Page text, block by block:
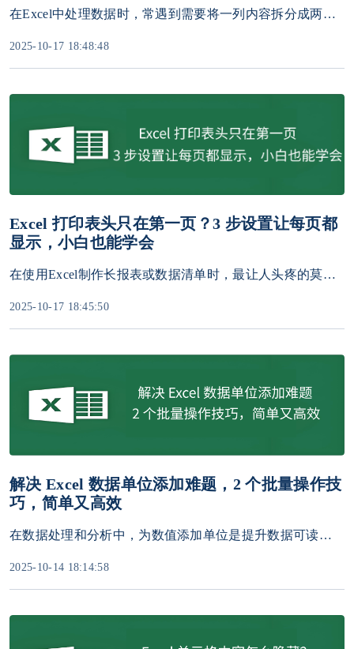
在Excel中处理数据时，常遇到需要将一列内容拆分成两列的情况，例如将“姓名-电话”合并列拆分为独立的“姓名”和“电话”两列，或将全角/半角符号分隔的数据分开。本文将详细介绍个高效拆分方法。
2025-10-17 18:48:48
Excel 打印表头只在第一页？3 步设置让每页都
显示，小白也能学会
在使用Excel制作长报表或数据清单时，最让人头疼的莫过于打印出来之后，只有第一页有标题行，后面几页光秃秃的只有数据，让人看得云里雾里，还得手动用笔写上这是XX表。
2025-10-17 18:45:50
解决 Excel 数据单位添加难题，2 个批量操作技
巧，简单又高效
在数据处理和分析中，为数值添加单位是提升数据可读性的关键步骤。无论是财务报告、科学实验记录还是销售统计，清晰的单位标注都能避免误解。然而，手动逐个添加单位效率低下且容易出错。本文将介绍2个批量添加单位的方法，涵盖不同场景需求，助你高效完成数据标注。
2025-10-14 18:14:58